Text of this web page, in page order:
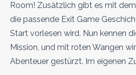
Room! Zusätzlich gibt es mit
die passende Exit Game
Start vorlesen wird. Nun kennen
Mission, und mit roten Wangen
Abenteuer gestürzt. Im eigenen